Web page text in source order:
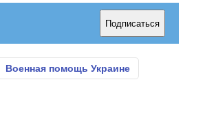
Подписаться
Военная помощь Украине